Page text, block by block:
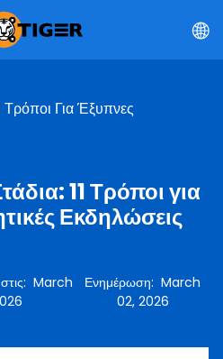
Τρόποι Για Έξυπνες
11 Τρόποι για
Εκδηλώσεις
:March
Ενημέρωση:March
02, 2026